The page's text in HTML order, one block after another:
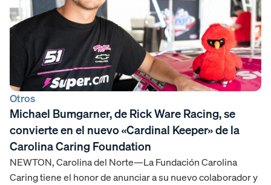
Otros
Michael Bumgarner, de Rick Ware Racing, se
convierte en el nuevo «Cardinal Keeper» de la
Carolina Caring Foundation
NEWTON, Carolina del Norte—La Fundación Carolina
Caring tiene el honor de anunciar a su nuevo colaborador y